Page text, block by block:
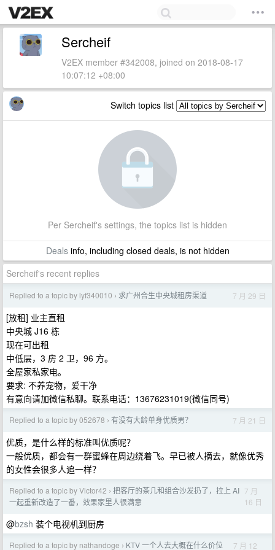
Sercheif
V2EX member #342008, joined on 2018-08-17
10:07:12 +08:00
Switch topics list
Per Sercheif's settings, the topics list is hidden
Dealsinfo, including closed deals, is not hidden
Sercheif's recent replies
Replied to a topic by lyf340010 › 求广州合生中央城租房渠道 7 月 29 日
[放租] 业主直租
中央城 J16 栋
现在可出租
中低层，3 房 2 卫，96 方。
全屋家私家电。
要求: 不养宠物，爱干净
有意向请加微信私聊。联系电话：13676231019(微信同号)
Replied to a topic by 052678 › 有没有大龄单身优质男？ 7 月 21 日
优质，是什么样的标准叫优质呢？
一般优质，都会有一群蜜蜂在周边绕着飞。早已被人摘去，就像优秀
的女性会很多人追一样？
Replied to a topic by Victor42 › 把客厅的茶几和组合沙发扔了，拉上 AI
一起重新改造了一番，效果家里人很满意
7 月
16 日
@bzsh 装个电视机到厨房
Replied to a topic by nathandoge › KTV 一个人去大概在什么价位 7 月 12